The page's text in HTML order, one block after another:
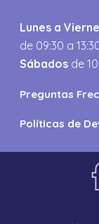
Lunes a
de 09:30 a
Sábados de
Preguntas
Políticas de